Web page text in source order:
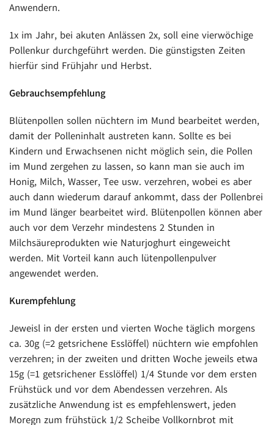
Anwendern.
1x im Jahr, bei akuten Anlässen 2x, soll eine vierwöchige
Pollenkur durchgeführt werden. Die günstigsten Zeiten
hierfür sind Frühjahr und Herbst.
Gebrauchsempfehlung
Blütenpollen sollen nüchtern im Mund bearbeitet werden,
damit der Polleninhalt austreten kann. Sollte es bei
Kindern und Erwachsenen nicht möglich sein, die Pollen
im Mund zergehen zu lassen, so kann man sie auch im
Honig, Milch, Wasser, Tee usw. verzehren, wobei es aber
auch dann wiederum darauf ankommt, dass der Pollenbrei
im Mund länger bearbeitet wird. Blütenpollen können aber
auch vor dem Verzehr mindestens 2 Stunden in
Milchsäureprodukten wie Naturjoghurt eingeweicht
werden. Mit Vorteil kann auch lütenpollenpulver
angewendet werden.
Kurempfehlung
Jeweisl in der ersten und vierten Woche täglich morgens
ca. 30g (=2 getsrichene Esslöffel) nüchtern wie empfohlen
verzehren; in der zweiten und dritten Woche jeweils etwa
15g (=1 getsrichener Esslöffel) 1/4 Stunde vor dem ersten
Frühstück und vor dem Abendessen verzehren. Als
zusätzliche Anwendung ist es empfehlenswert, jeden
Moregn zum frühstück 1/2 Scheibe Vollkornbrot mit